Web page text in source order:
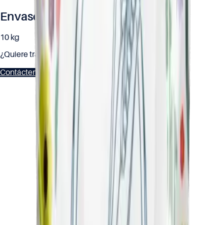
Envases disponibles
10 kg
¿Quiere trabajar con este producto?
Contáctenos